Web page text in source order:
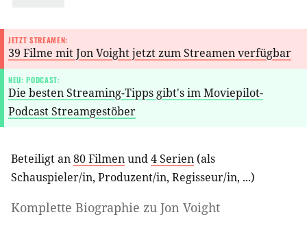
JETZT STREAMEN:
39 Filme mit Jon Voight jetzt zum Streamen verfügbar
NEU: PODCAST:
Die besten Streaming-Tipps gibt's im Moviepilot-
Podcast Streamgestöber
Beteiligt an80 Filmenund4 Serien (als
Schauspieler/in, Produzent/in, Regisseur/in, ...)
Komplette Biographie zu Jon Voight